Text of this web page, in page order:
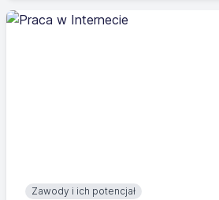
Zawody i ich potencjał